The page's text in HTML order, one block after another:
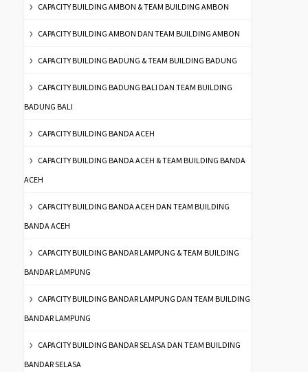
CAPACITY BUILDING AMBON & TEAM BUILDING AMBON
CAPACITY BUILDING AMBON DAN TEAM BUILDING AMBON
CAPACITY BUILDING BADUNG & TEAM BUILDING BADUNG
CAPACITY BUILDING BADUNG BALI DAN TEAM BUILDING
BADUNG BALI
CAPACITY BUILDING BANDA ACEH
CAPACITY BUILDING BANDA ACEH & TEAM BUILDING BANDA
ACEH
CAPACITY BUILDING BANDA ACEH DAN TEAM BUILDING
BANDA ACEH
CAPACITY BUILDING BANDAR LAMPUNG & TEAM BUILDING
BANDAR LAMPUNG
CAPACITY BUILDING BANDAR LAMPUNG DAN TEAM BUILDING
BANDAR LAMPUNG
CAPACITY BUILDING BANDAR SELASA DAN TEAM BUILDING
BANDAR SELASA